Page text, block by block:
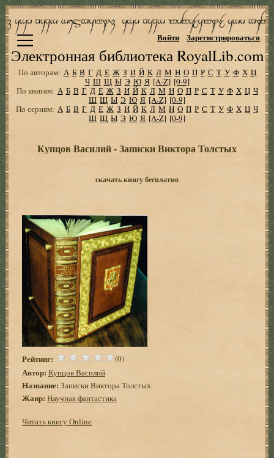
Электронная библиотека RoyalLib.com
Войти Зарегистрироваться
По авторам: А Б В Г Д Е Ж З И Й К Л М Н О П Р С Т У Ф Х Ц
Ч Ш Щ Ы Э Ю Я [A-Z] [0-9]
По книгам: А Б В Г Д Е Ж З И Й К Л М Н О П Р С Т У Ф Х Ц Ч
Ш Щ Ы Э Ю Я [A-Z] [0-9]
По сериям: А Б В Г Д Е Ж З И Й К Л М Н О П Р С Т У Ф Х Ц Ч
Ш Щ Ы Э Ю Я [A-Z] [0-9]
Купцов Василий - Записки Виктора Толстых
скачать книгу бесплатно
Рейтинг: (0)
Автор: Купцов Василий
Название: Записки Виктора Толстых
Жанр: Научная фантастика
Читать книгу Online